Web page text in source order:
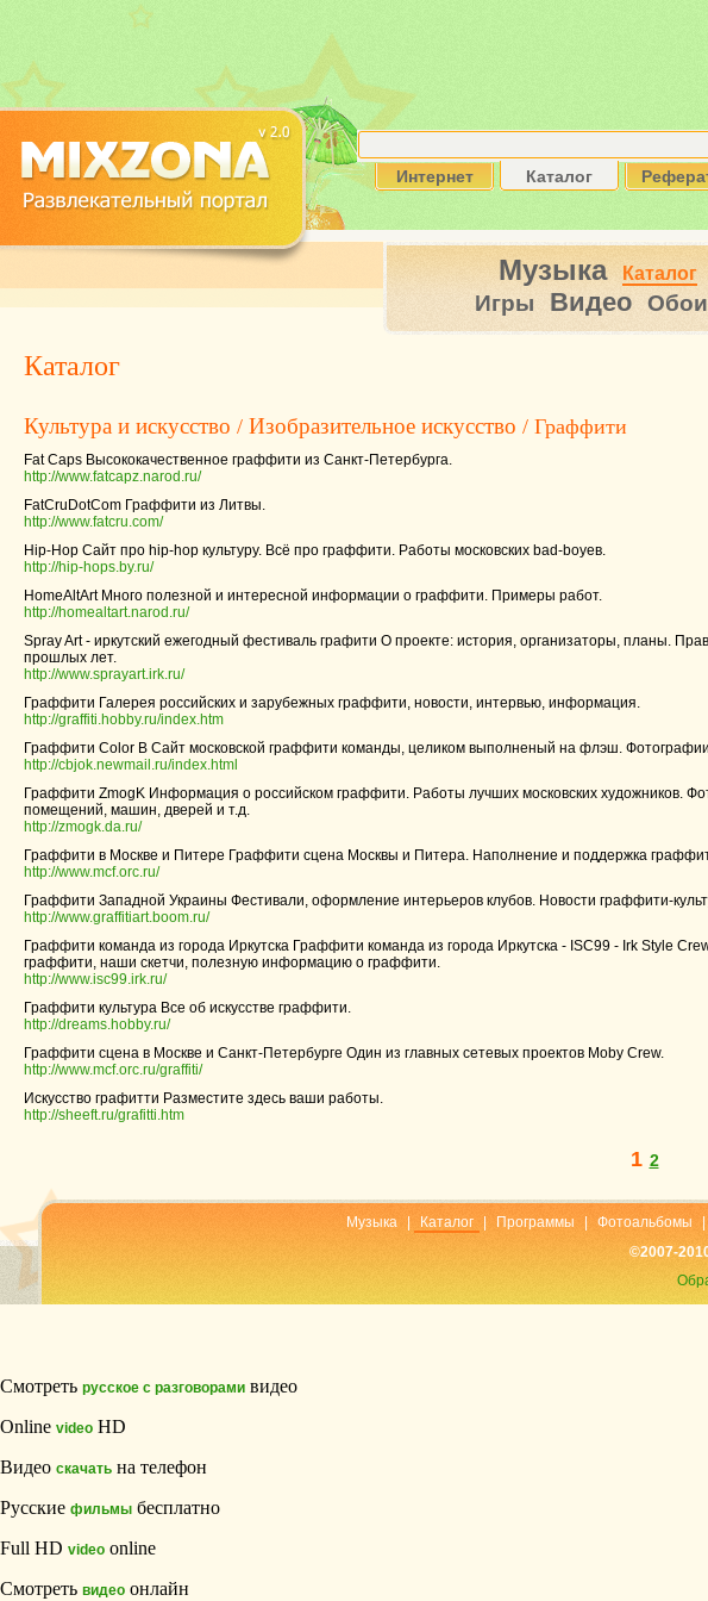
Интернет Каталог
Музыка Каталог
Игры Видео Обои
Каталог
Культура и искусство / Изобразительное искусство / Граффити
Fat Caps Высококачественное граффити из Санкт-Петербурга.
http://www.fatcapz.narod.ru/
FatCruDotCom Граффити из Литвы.
http://www.fatcru.com/
Hip-Hop Сайт про hip-hop культуру. Всё про граффити. Работы московских bad-boyев.
http://hip-hops.by.ru/
HomeAltArt Много полезной и интересной информации о граффити. Примеры работ.
http://homealtart.narod.ru/
Spray Art - иркутский ежегодный фестиваль графити О проекте: история, организаторы, планы.
прошлых лет.
http://www.sprayart.irk.ru/
Граффити Галерея российских и зарубежных граффити, новости, интервью, информация.
http://graffiti.hobby.ru/index.htm
Граффити Color B Сайт московской граффити команды, целиком выполненый на флэш. Фотографии,
http://cbjok.newmail.ru/index.html
Граффити ZmogK Информация о российском граффити. Работы лучших московских художников.
помещений, машин, дверей и т.д.
http://zmogk.da.ru/
Граффити в Москве и Питере Граффити сцена Москвы и Питера. Наполнение и поддержка
http://www.mcf.orc.ru/
Граффити Западной Украины Фестивали, оформление интерьеров клубов. Новости граффити-
http://www.graffitiart.boom.ru/
Граффити команда из города Иркутска Граффити команда из города Иркутска - ISC99 - Irk Style
граффити, наши скетчи, полезную информацию о граффити.
http://www.isc99.irk.ru/
Граффити культура Все об искусстве граффити.
http://dreams.hobby.ru/
Граффити сцена в Москве и Санкт-Петербурге Один из главных сетевых проектов Moby Crew.
http://www.mcf.orc.ru/graffiti/
Искусство графитти Разместите здесь ваши работы.
http://sheeft.ru/grafitti.htm
1 2
Музыка Каталог Программы Фотоальбомы
©2007-
Смотреть русское с разговорами видео
Online video HD
Видео скачать на телефон
Русские фильмы бесплатно
Full HD video online
Смотреть видео онлайн